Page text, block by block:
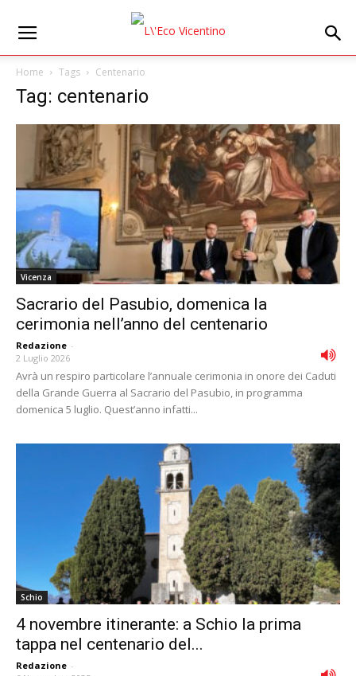
Home Tags Centenario
Tag: centenario
Vicenza
Sacrario del Pasubio, domenica la
cerimonia nell’anno del centenario
Redazione -
2 Luglio 2026
Avrà un respiro particolare l’annuale cerimonia in onore dei Caduti
della Grande Guerra al Sacrario del Pasubio, in programma
domenica 5 luglio. Quest’anno infatti...
Schio
4 novembre itinerante: a Schio la prima
tappa nel centenario del...
Redazione -